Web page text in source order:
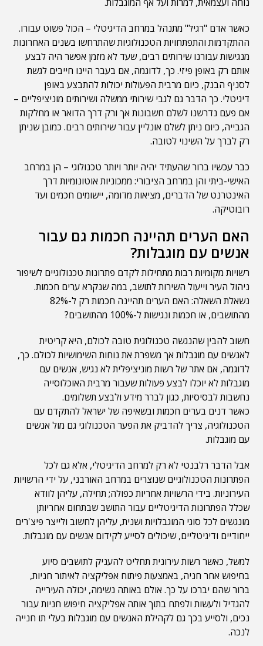
כאשר אדם "רגיל" מתנהל במרחב הדיגיטלי – הכול פשוט עבורו.
ההתקדמות והתפתחויות הטכנולוגיות שהתרחשו בשנים האחרונות
מנגישות עבורנו שירותים רבים, שעד לא מזמן אפשר היה לבצע
אותם רק באופן פיזי. כך, לדוגמה, אם בעבר היינו חייבים לגשת
לסניף הבנק, כיום מרבית הפעולות יכולות להתבצע באופן
דיגיטלי. כך הדבר גם לגבי שירותי ממשלה ושירותים מוניציפליים –
אם פעם נדרשנו לשלם חשבונות אך ורק דרך הדואר או מחלקות
הגבייה, כיום ניתן לשלם אונליין עבור שירותים רבים. כמובן שניתן
רק לברך על השינוי לטובה.
כבר עכשיו ברור שהעתיד יהיה יותר ויותר טכנולוגי – הן במרחב
האישי-ביתי והן במרחב הציבורי: ממכוניות אוטונומיות דרך
האינטרנט של הדברים, מציאות מדומה, יישומים חכמים ועד
רובוטיקה.
האם הערים תהיינה חכמות גם עבור
אנשים עם מוגבלות?
רשויות מקומיות רבות מתחילות לקדם פתרונות טכנולוגיים לשיפור
ניהול העיר וייעול השירות לתושב, במה שנקרא ערים חכמות.
נשאלת השאלה: האם הערים תהיינה חכמות רק ל-82%
מהתושבים, או חכמות ונגישות ל-100% מהתושבים?
חשוב להבין שהנגשה טכנולוגית טובה לכולם, היא קריטית
לאנשים עם מוגבלות אך משפרת את נוחות השימושיות לכולם. כך,
לדוגמה, אם אתר של רשות מוניציפלית לא נגיש, אנשים עם
מוגבלות לא יוכלו לבצע פעולות שעבור מרבית האוכלוסייה
נחשבות לבסיסיות, כגון לברר מידע ולבצע תשלומים.
כאשר דנים בערים חכמות ובשאיפה של ישראל להתקדם עם
הטכנולוגיה, צריך להדביק את הפער הטכנולוגי גם מול אנשים
עם מוגבלות.
אבל הדבר רלבנטי לא רק למרחב הדיגיטלי, אלא גם לכל
הפתרונות הטכנולוגיים שנוצרים במרחב האורבני, על ידי הרשויות
העירוניות. בידי הרשויות אחריות כפולה; תחילה, עליהן לוודא
שכלל הפתרונות הדיגיטליים עבור התושב שבתחום אחריותן
מונגשים לכל סוגי המוגבלויות ושנית, עליהן לחשוב ולייצר פיצ'רים
ייחודיים ודיגיטליים, שיכולים לסייע לקידום אנשים עם מוגבלות.
למשל, כאשר רשות עירונית תחליט להעניק לתושבים סיוע
בחיפוש אחר חניה, באמצעות פיתוח אפליקציה לאיתור חניות,
ברור שהם יברכו על כך. אולם באותה נשימה, יכולה העירייה
להגדיל ולעשות ולפתח בתוך אותה אפליקציה חיפוש חניות עבור
נכים, ולסייע בכך גם לקהילת האנשים עם מוגבלות בעלי תו חנייה
לנכה.